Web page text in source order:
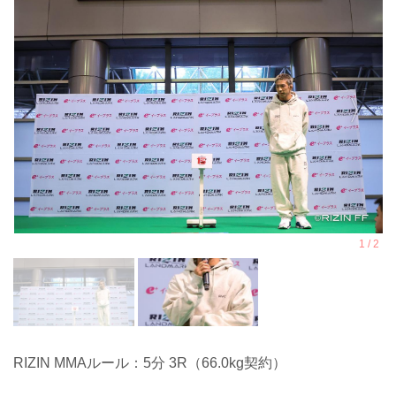
RIZIN MMAルール：5分 3R（66.0kg契約）